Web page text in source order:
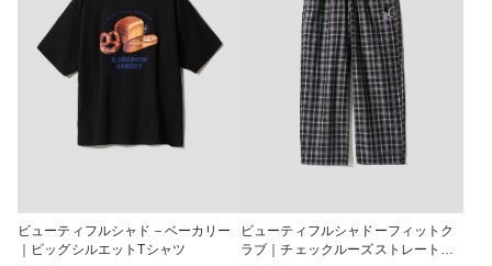
ビューティフルシャド－ベーカリー
｜ビッグシルエットTシャツ
ビューティフルシャドーフィットク
ラブ｜チェックルーズストレートパ